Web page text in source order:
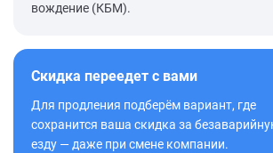
вождение (КБМ).
Скидка переедет с вами
Для продления подберём вариант, где
сохранится ваша скидка за
езду — даже при смене компании.